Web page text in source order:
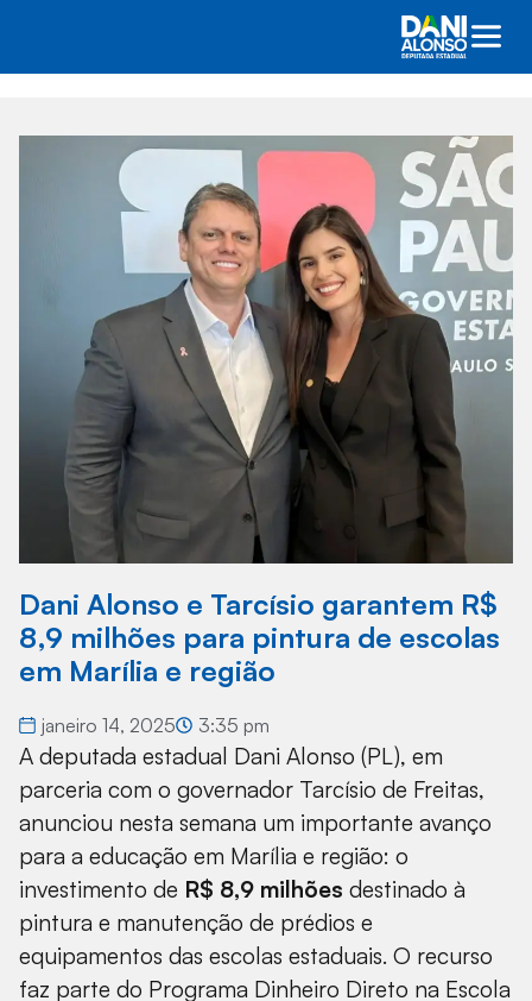
Dani Alonso e Tarcísio garantem R$
8,9 milhões para pintura de escolas
em Marília e região
janeiro 14, 2025 3:35 pm
A deputada estadual Dani Alonso (PL), em
parceria com o governador Tarcísio de Freitas,
anunciou nesta semana um importante avanço
para a educação em Marília e região: o
investimento de R$ 8,9 milhões destinado à
pintura e manutenção de prédios e
equipamentos das escolas estaduais. O recurso
faz parte do Programa Dinheiro Direto na Escola